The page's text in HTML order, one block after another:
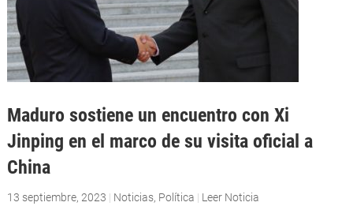
Maduro sostiene un encuentro con Xi
Jinping en el marco de su visita oficial a
China
13 septiembre, 2023 | Noticias, Política | Leer Noticia